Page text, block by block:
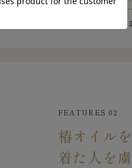
※上記は遠赤外線
FEATURES 02
椿オイル
着た人を